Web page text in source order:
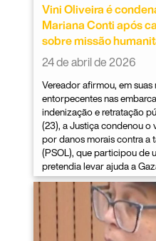
Vini Oliveira é
Mariana Conti após
sobre missão
24 de abril de 2026
Vereador afirmou, em
entorpecentes nas
indenização e retratação
(23), a Justiça condenou o
por danos morais contra a
(PSOL), que participou de
pretendia levar ajuda a